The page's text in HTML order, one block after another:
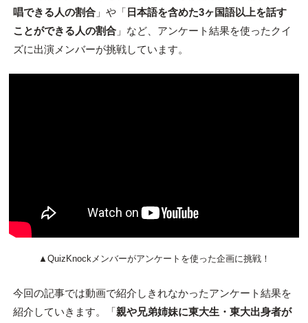
唱できる人の割合」や「 日本語を含めた3ヶ国語以上を話す
ことができる人の割合」など、アンケート結果を使ったクイ
ズに出演メンバーが挑戦しています。
▲QuizKnockメンバーがアンケートを使った企画に挑戦！
今回の記事では動画で紹介しきれなかったアンケート結果を
紹介していきます。「親や兄弟姉妹に東大生・東大出身者が